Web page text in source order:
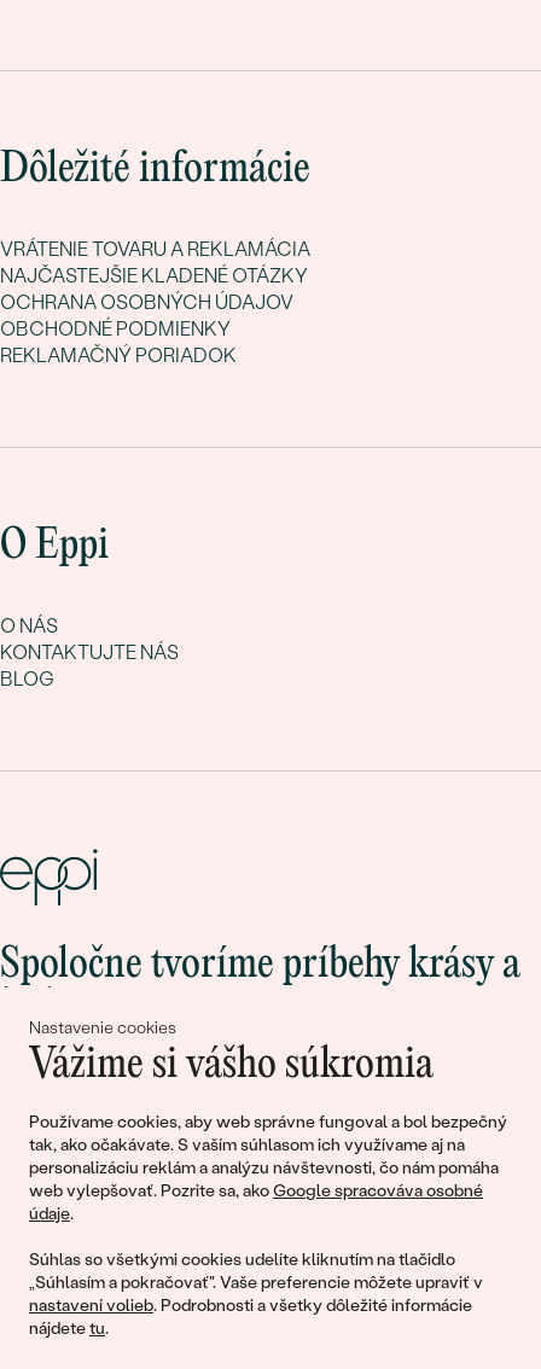
Nastavenie cookies
Vážime si vášho súkromia
Používame cookies, aby web správne fungoval a bol bezpečný
tak, ako očakávate. S vaším súhlasom ich využívame aj na
personalizáciu reklám a analýzu návštevnosti, čo nám pomáha
web vylepšovať. Pozrite sa, akoGoogle spracováva osobné
údaje.
Súhlas so všetkými cookies udelíte kliknutím na tlačidlo
„Súhlasím a pokračovať". Vaše preferencie môžete upraviť v
nastavení volieb. Podrobnosti a všetky dôležité informácie
nájdetetu.
Dôležité informácie
VRÁTENIE TOVARU A REKLAMÁCIA
NAJČASTEJŠIE KLADENÉ OTÁZKY
OCHRANA OSOBNÝCH ÚDAJOV
OBCHODNÉ PODMIENKY
REKLAMAČNÝ PORIADOK
O Eppi
O NÁS
KONTAKTUJTE NÁS
BLOG
Spoločne tvoríme príbehy krásy a
Pripojte sa k nám!
© 2011 - 2026, Eppi.sk